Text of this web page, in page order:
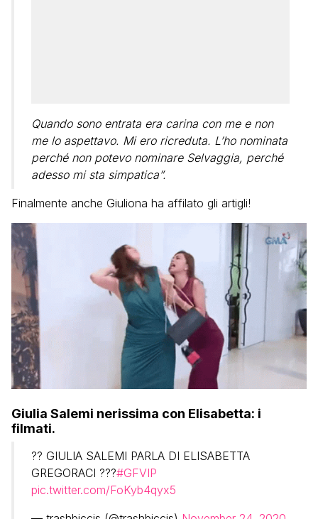
Quando sono entrata era carina con me e non
me lo aspettavo. Mi ero ricreduta. L’ho nominata
perché non potevo nominare Selvaggia, perché
adesso mi sta simpatica”.
Finalmente anche Giuliona ha affilato gli artigli!
Giulia Salemi nerissima con Elisabetta: i
filmati.
?? GIULIA SALEMI PARLA DI ELISABETTA
GREGORACI ???#GFVIP
pic.twitter.com/FoKyb4qyx5